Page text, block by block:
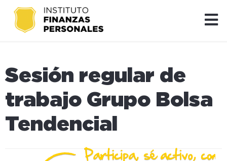
Sesión regular de
trabajo Grupo Bolsa
Tendencial